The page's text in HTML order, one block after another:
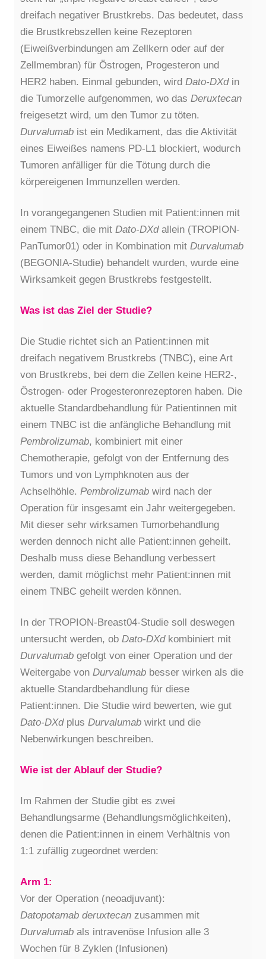
dreifach negativer Brustkrebs. Das bedeutet, dass
die Brustkrebszellen keine Rezeptoren
(Eiweißverbindungen am Zellkern oder auf der
Zellmembran) für Östrogen, Progesteron und
HER2 haben. Einmal gebunden, wird Dato-DXdin
die Tumorzelle aufgenommen, wo das Deruxtecan
freigesetzt wird, um den Tumor zu töten.
Durvalumab ist ein Medikament, das die Aktivität
eines Eiweißes namens PD-L1 blockiert, wodurch
Tumoren anfälliger für die Tötung durch die
körpereigenen Immunzellen werden.
In vorangegangenen Studien mit Patient:innen mit
einem TNBC, die mit Dato-DXdallein (TROPION-
PanTumor01) oder in Kombination mit Durvalumab
(BEGONIA-Studie) behandelt wurden, wurde eine
Wirksamkeit gegen Brustkrebs festgestellt.
Was ist das Ziel der Studie?
Die Studie richtet sich an Patient:innen mit
dreifach negativem Brustkrebs (TNBC), eine Art
von Brustkrebs, bei dem die Zellen keine HER2-,
Östrogen- oder Progesteronrezeptoren haben. Die
aktuelle Standardbehandlung für Patientinnen mit
einem TNBC ist die anfängliche Behandlung mit
Pembrolizumab, kombiniert mit einer
Chemotherapie, gefolgt von der Entfernung des
Tumors und von Lymphknoten aus der
Achselhöhle. Pembrolizumab wird nach der
Operation für insgesamt ein Jahr weitergegeben.
Mit dieser sehr wirksamen Tumorbehandlung
werden dennoch nicht alle Patient:innen geheilt.
Deshalb muss diese Behandlung verbessert
werden, damit möglichst mehr Patient:innen mit
einem TNBC geheilt werden können.
In der TROPION-Breast04-Studie soll deswegen
untersucht werden, ob Dato-DXdkombiniert mit
Durvalumab gefolgt von einer Operation und der
Weitergabe von Durvalumab besser wirken als die
aktuelle Standardbehandlung für diese
Patient:innen. Die Studie wird bewerten, wie gut
Dato-DXdplus Durvalumab wirkt und die
Nebenwirkungen beschreiben.
Wie ist der Ablauf der Studie?
Im Rahmen der Studie gibt es zwei
Behandlungsarme (Behandlungsmöglichkeiten),
denen die Patient:innen in einem Verhältnis von
1:1 zufällig zugeordnet werden:
Arm 1:
Vor der Operation (neoadjuvant):
Datopotamab deruxtecan zusammen mit
Durvalumab als intravenöse Infusion alle 3
Wochen für 8 Zyklen (Infusionen)